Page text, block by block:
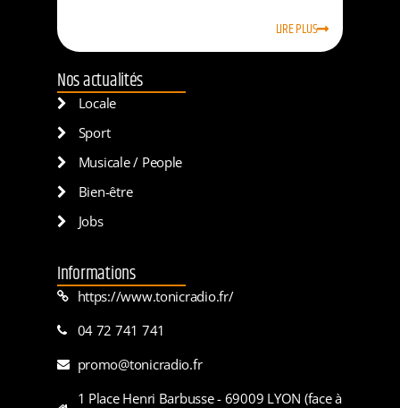
LIRE PLUS
Nos actualités
Locale
Sport
Musicale / People
Bien-être
Jobs
Informations
https://www.tonicradio.fr/
04 72 741 741
promo@tonicradio.fr
1 Place Henri Barbusse - 69009 LYON (face à